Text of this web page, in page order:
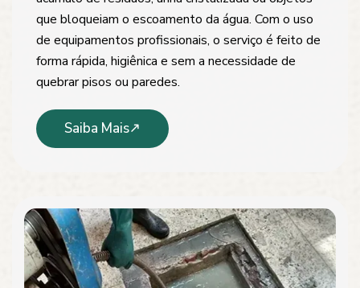
que bloqueiam o escoamento da água. Com o uso
de equipamentos profissionais, o serviço é feito de
forma rápida, higiênica e sem a necessidade de
quebrar pisos ou paredes.
Saiba Mais